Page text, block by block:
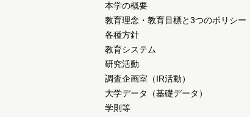
本学の概要
教育理念・教育目標と3つのポリシー
各種方針
教育システム
研究活動
調査企画室（IR活動）
大学データ（基礎データ）
学則等